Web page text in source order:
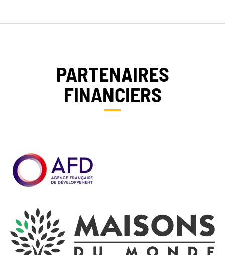
PARTENAIRES
FINANCIERS
EN SAVOIR PLUS